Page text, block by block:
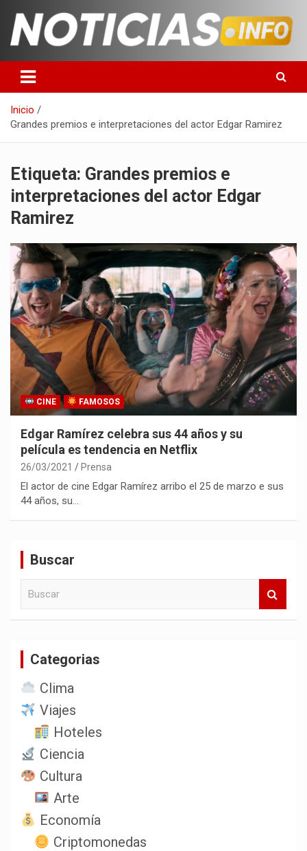
contenido
Noticias en español
Inicio
Grandes premios e interpretaciones del actor Edgar Ramirez
Etiqueta: Grandes premios e
interpretaciones del actor Edgar
Ramirez
CINE FAMOSOS
Edgar Ramírez celebra sus 44 años y su
película es tendencia en Netflix
26/03/2021 Prensa
El actor de cine Edgar Ramírez arribo el 25 de marzo e sus
44 años, su…
Buscar
Categorias
Clima
Viajes
Hoteles
Ciencia
Cultura
Arte
Economía
Criptomonedas